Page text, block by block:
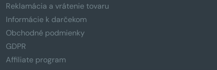
Reklamácia a vrátenie tovaru
Informácie k darčekom
Obchodné podmienky
GDPR
Affiliate program